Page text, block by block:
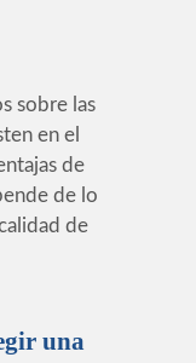
sobre las
en el
de
de lo
de
una